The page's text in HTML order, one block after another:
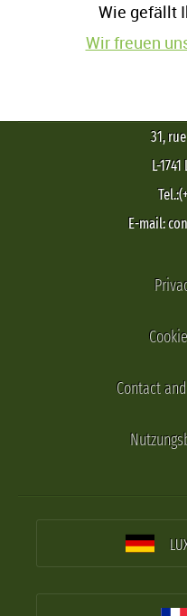
Wie gefällt
Wir freuen
31,
L-
E-mail:
Contact